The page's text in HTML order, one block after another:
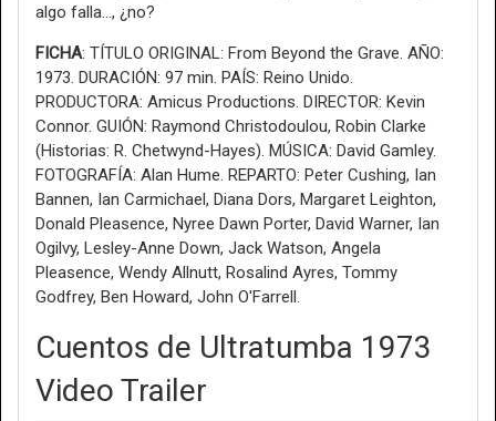
algo falla…, ¿no?
FICHA: TÍTULO ORIGINAL: From Beyond the Grave. AÑO:
1973. DURACIÓN: 97 min. PAÍS: Reino Unido.
PRODUCTORA: Amicus Productions. DIRECTOR: Kevin
Connor. GUIÓN: Raymond Christodoulou, Robin Clarke
(Historias: R. Chetwynd-Hayes). MÚSICA: David Gamley.
FOTOGRAFÍA: Alan Hume. REPARTO: Peter Cushing, Ian
Bannen, Ian Carmichael, Diana Dors, Margaret Leighton,
Donald Pleasence, Nyree Dawn Porter, David Warner, Ian
Ogilvy, Lesley-Anne Down, Jack Watson, Angela
Pleasence, Wendy Allnutt, Rosalind Ayres, Tommy
Godfrey, Ben Howard, John O'Farrell.
Cuentos de Ultratumba 1973
Video Trailer